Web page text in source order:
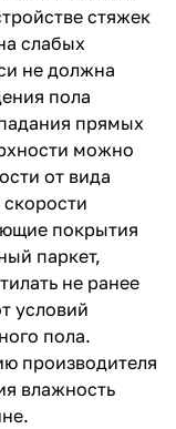
стяжек
слабых
не должна
пола
прямых
можно
от вида
покрытия
паркет,
не ранее
условий
пола.
производителя
влажность